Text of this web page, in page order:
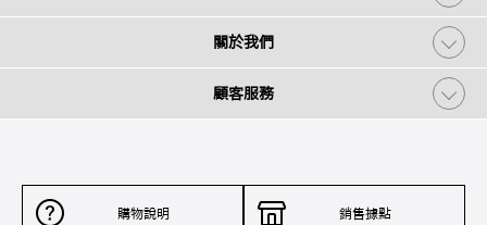
關於我們
顧客服務
購物說明 銷售據點